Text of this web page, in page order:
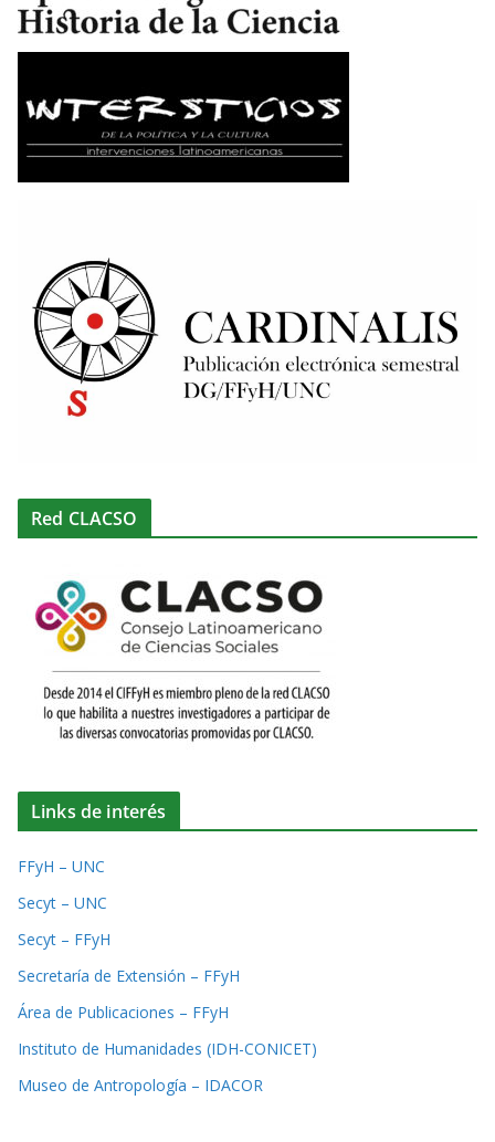
Red CLACSO
Links de interés
FFyH – UNC
Secyt – UNC
Secyt – FFyH
Secretaría de Extensión – FFyH
Área de Publicaciones – FFyH
Instituto de Humanidades (IDH-CONICET)
Museo de Antropología – IDACOR